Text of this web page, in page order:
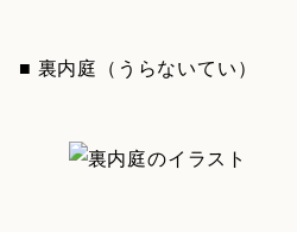
■ 裏内庭（うらないてい）